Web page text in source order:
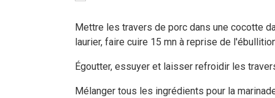
Mettre les travers de porc dans une cocotte
laurier, faire cuire 15 mn à reprise de
Égoutter, essuyer et laisser refroidir les
Mélanger tous les ingrédients pour la